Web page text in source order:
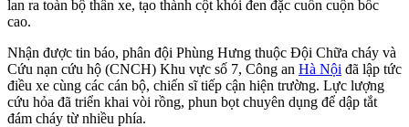
lan ra toàn bộ thân xe, tạo thành cột khói đen đặc cuồn cuộn bốc
cao.
Nhận được tin báo, phân đội Phùng Hưng thuộc Đội Chữa cháy và
Cứu nạn cứu hộ (CNCH) Khu vực số 7, Công an Hà Nội đã lập tức
điều xe cùng các cán bộ, chiến sĩ tiếp cận hiện trường. Lực lượng
cứu hỏa đã triển khai vòi rồng, phun bọt chuyên dụng để dập tắt
đám cháy từ nhiều phía.